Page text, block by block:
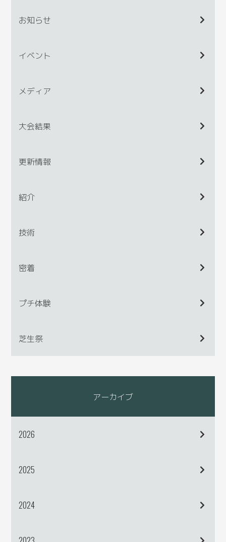
お知らせ
イベント
メディア
大会結果
更新情報
紹介
技術
密着
プチ体験
芝生祭
アーカイブ
2026
2025
2024